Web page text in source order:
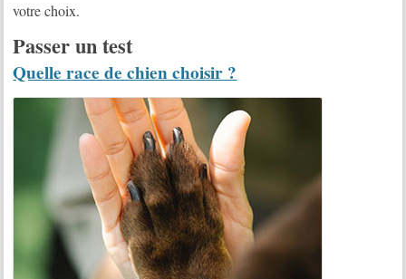
votre choix.
Passer un test
Quelle race de chien choisir ?